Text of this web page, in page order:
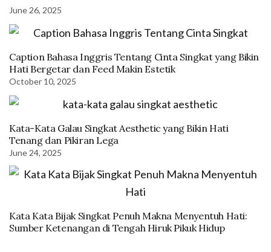
June 26, 2025
Caption Bahasa Inggris Tentang Cinta Singkat yang Bikin
Hati Bergetar dan Feed Makin Estetik
October 10, 2025
Kata-Kata Galau Singkat Aesthetic yang Bikin Hati
Tenang dan Pikiran Lega
June 24, 2025
Kata Kata Bijak Singkat Penuh Makna Menyentuh Hati:
Sumber Ketenangan di Tengah Hiruk Pikuk Hidup